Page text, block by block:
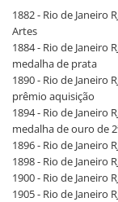
1882 - Rio de Janeiro
Artes
1884 - Rio de Janeiro
medalha de prata
1890 - Rio de Janeiro
prêmio aquisição
1894 - Rio de Janeiro
medalha de ouro de
1896 - Rio de Janeiro
1898 - Rio de Janeiro
1900 - Rio de Janeiro
1905 - Rio de Janeiro